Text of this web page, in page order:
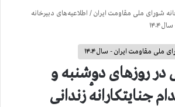
شورای ملی مقاومت ایران/ اطلاعیه‌های دبیرخانه
۱۴۰۴
ملی مقاومت ایران - سال ۱۴۰۴
زندانی در روزهای دوشنبه و
جنایتکارانهٔ زندانی